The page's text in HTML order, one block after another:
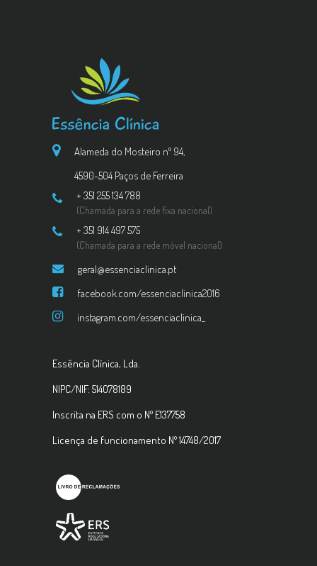
Alameda do Mosteiro nº 94,
4590-504 Paços de Ferreira
+ 351 255 134 788
(Chamada para a rede fixa nacional)
+ 351 914 497 575
(Chamada para a rede móvel nacional)
geral@essenciaclinica.pt
facebook.com/essenciaclinica2016
instagram.com/essenciaclinica_
Essência Clínica, Lda.
NIPC/NIF: 514078189
Inscrita na ERS com o Nº E137758
Licença de funcionamento Nº 14748/2017